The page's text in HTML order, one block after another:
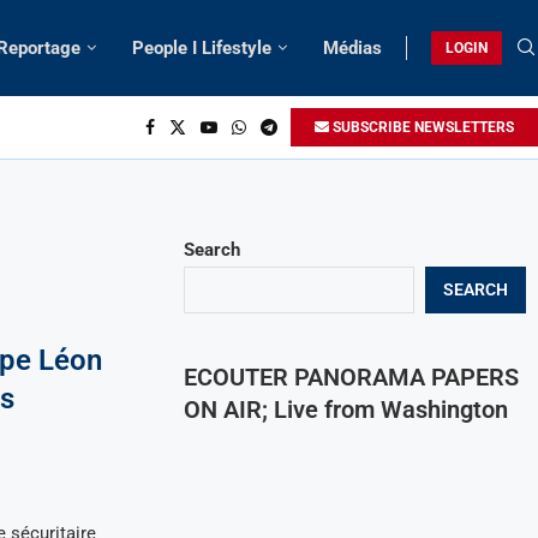
People I Lifestyle Médias LOGIN
SUBSCRIBE NEWSLETTERS
Léon
sécuritaire
Search
SEARCH
ECOUTER PANORAMA PAPERS
ON AIR; Live from Washington